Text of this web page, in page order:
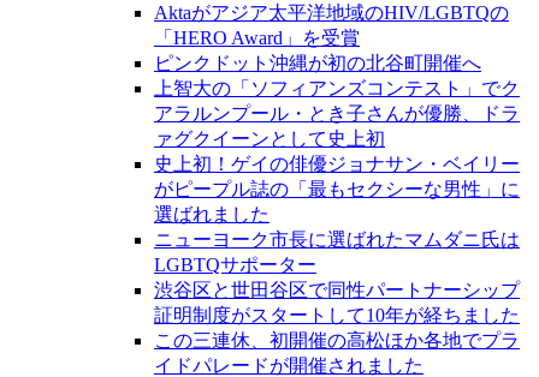
Aktaがアジア太平洋地域のHIV/LGBTQの
「HERO Award」を受賞
ピンクドット沖縄が初の北谷町開催へ
上智大の「ソフィアンズコンテスト」でク
アラルンプール・とき子さんが優勝、ドラ
ァグクイーンとして史上初
史上初！ゲイの俳優ジョナサン・ベイリー
がピープル誌の「最もセクシーな男性」に
選ばれました
ニューヨーク市長に選ばれたマムダニ氏は
LGBTQサポーター
渋谷区と世田谷区で同性パートナーシップ
証明制度がスタートして10年が経ちました
この三連休、初開催の高松ほか各地でプラ
イドパレードが開催されました